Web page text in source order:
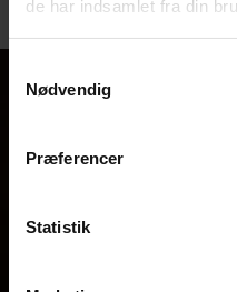
de har indsamlet fra din
Nødvendig
Præferencer
Statistik
Udgivet:18. juni 2026